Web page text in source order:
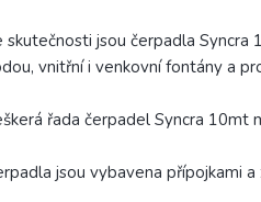
skutečnosti jsou čerpadla Syncra
vnitřní i venkovní fontány a
řada čerpadel Syncra 10mt
jsou vybavena přípojkami